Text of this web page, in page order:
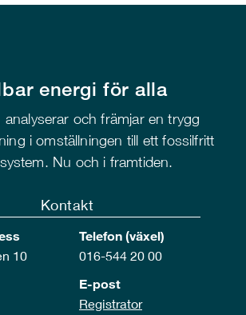
energi för alla
analyserar och främjar en trygg
i omställningen till ett fossilfritt
Nu och i framtiden.
Kontakt
10
Telefon (växel)
016-544 20 00
E-post
Registrator